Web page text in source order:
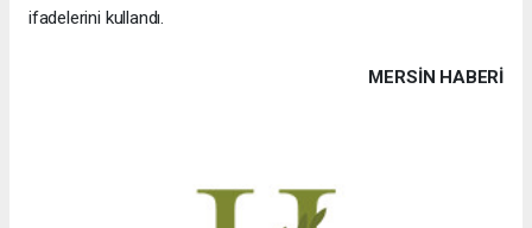
ifadelerini kullandı.
MERSIN HABERİ